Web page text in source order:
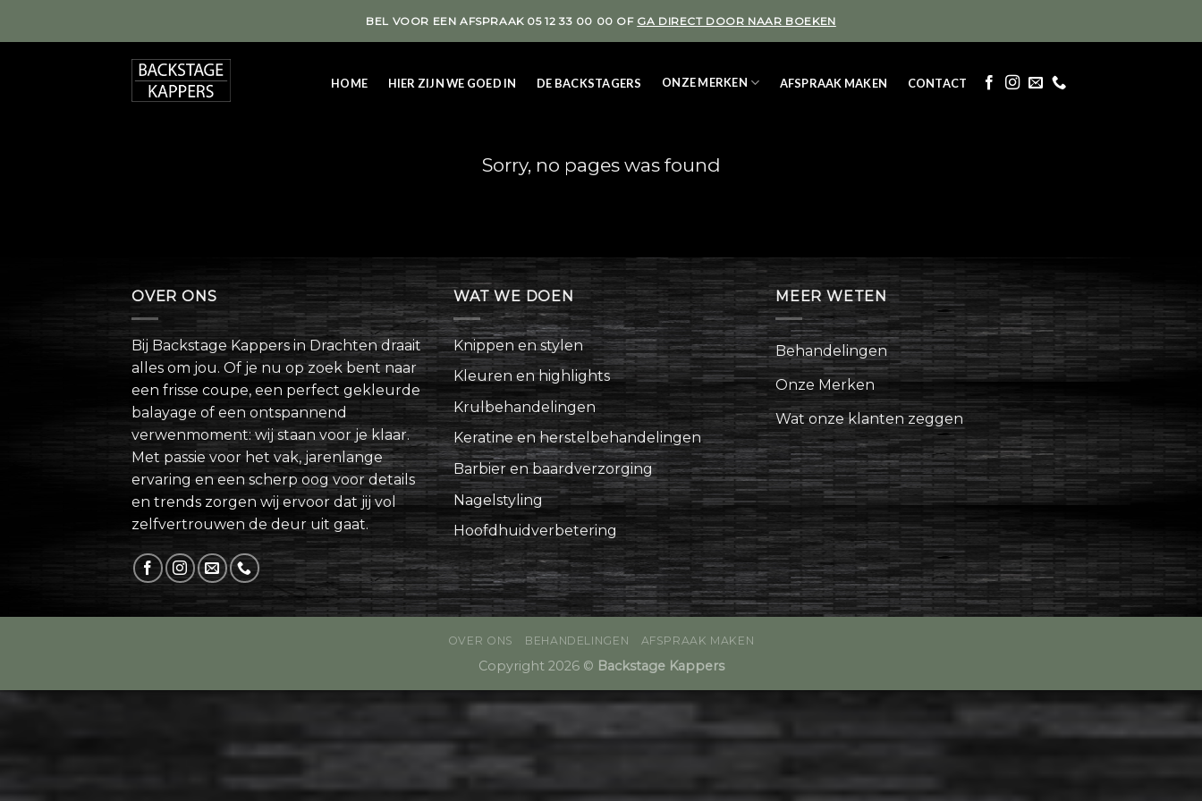
BEL VOOR EEN AFSPRAAK 05 12 33 00 00 OF GA DIRECT DOOR NAAR BOEKEN
HOME HIER ZIJN WE GOED IN DE BACKSTAGERS ONZE MERKEN AFSPRAAK MAKEN CONTACT
Sorry, no pages was found
OVER ONS
Bij Backstage Kappers in Drachten draait
alles om jou. Of je nu op zoek bent naar
een frisse coupe, een perfect gekleurde
balayage of een ontspannend
verwenmoment: wij staan voor je klaar.
Met passie voor het vak, jarenlange
ervaring en een scherp oog voor details
en trends zorgen wij ervoor dat jij vol
zelfvertrouwen de deur uit gaat.
WAT WE DOEN
Knippen en stylen
Kleuren en highlights
Krulbehandelingen
Keratine en herstelbehandelingen
Barbier en baardverzorging
Nagelstyling
Hoofdhuidverbetering
MEER WETEN
Behandelingen
Onze Merken
Wat onze klanten zeggen
OVER ONS BEHANDELINGEN AFSPRAAK MAKEN
Copyright 2026 © Backstage Kappers